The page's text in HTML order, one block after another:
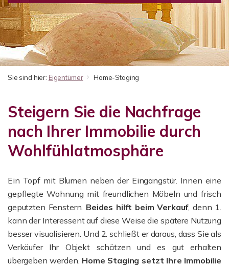
Sie sind hier: Eigentümer Home-Staging
Steigern Sie die Nachfrage
nach Ihrer Immobilie durch
Wohlfühlatmosphäre
Ein Topf mit Blumen neben der Eingangstür. Innen eine
gepflegte Wohnung mit freundlichen Möbeln und frisch
geputzten Fenstern. Beides hilft beim Verkauf, denn 1.
kann der Interessent auf diese Weise die spätere Nutzung
besser visualisieren. Und 2. schließt er daraus, dass Sie als
Verkäufer Ihr Objekt schätzen und es gut erhalten
übergeben werden. Home Staging setzt Ihre Immobilie